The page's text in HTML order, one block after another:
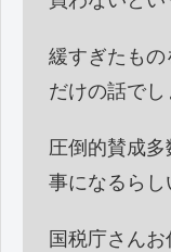
緩すぎたも
だけの話でし
圧倒的賛成多
事になるらし
国税庁さん